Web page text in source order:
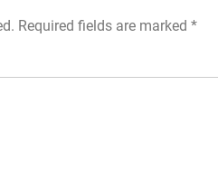
Required fields are marked *